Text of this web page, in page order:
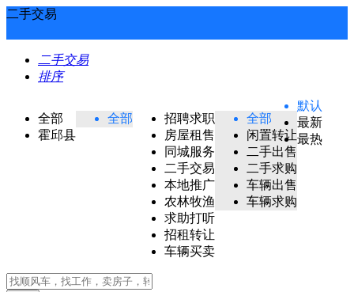
二手交易
二手交易
排序
全部
霍邱县
全部
招聘求职
房屋租售
同城服务
二手交易
本地推广
农林牧渔
求助打听
招租转让
车辆买卖
全部
闲置转让
二手出售
二手求购
车辆出售
车辆求购
默认
最新
最热